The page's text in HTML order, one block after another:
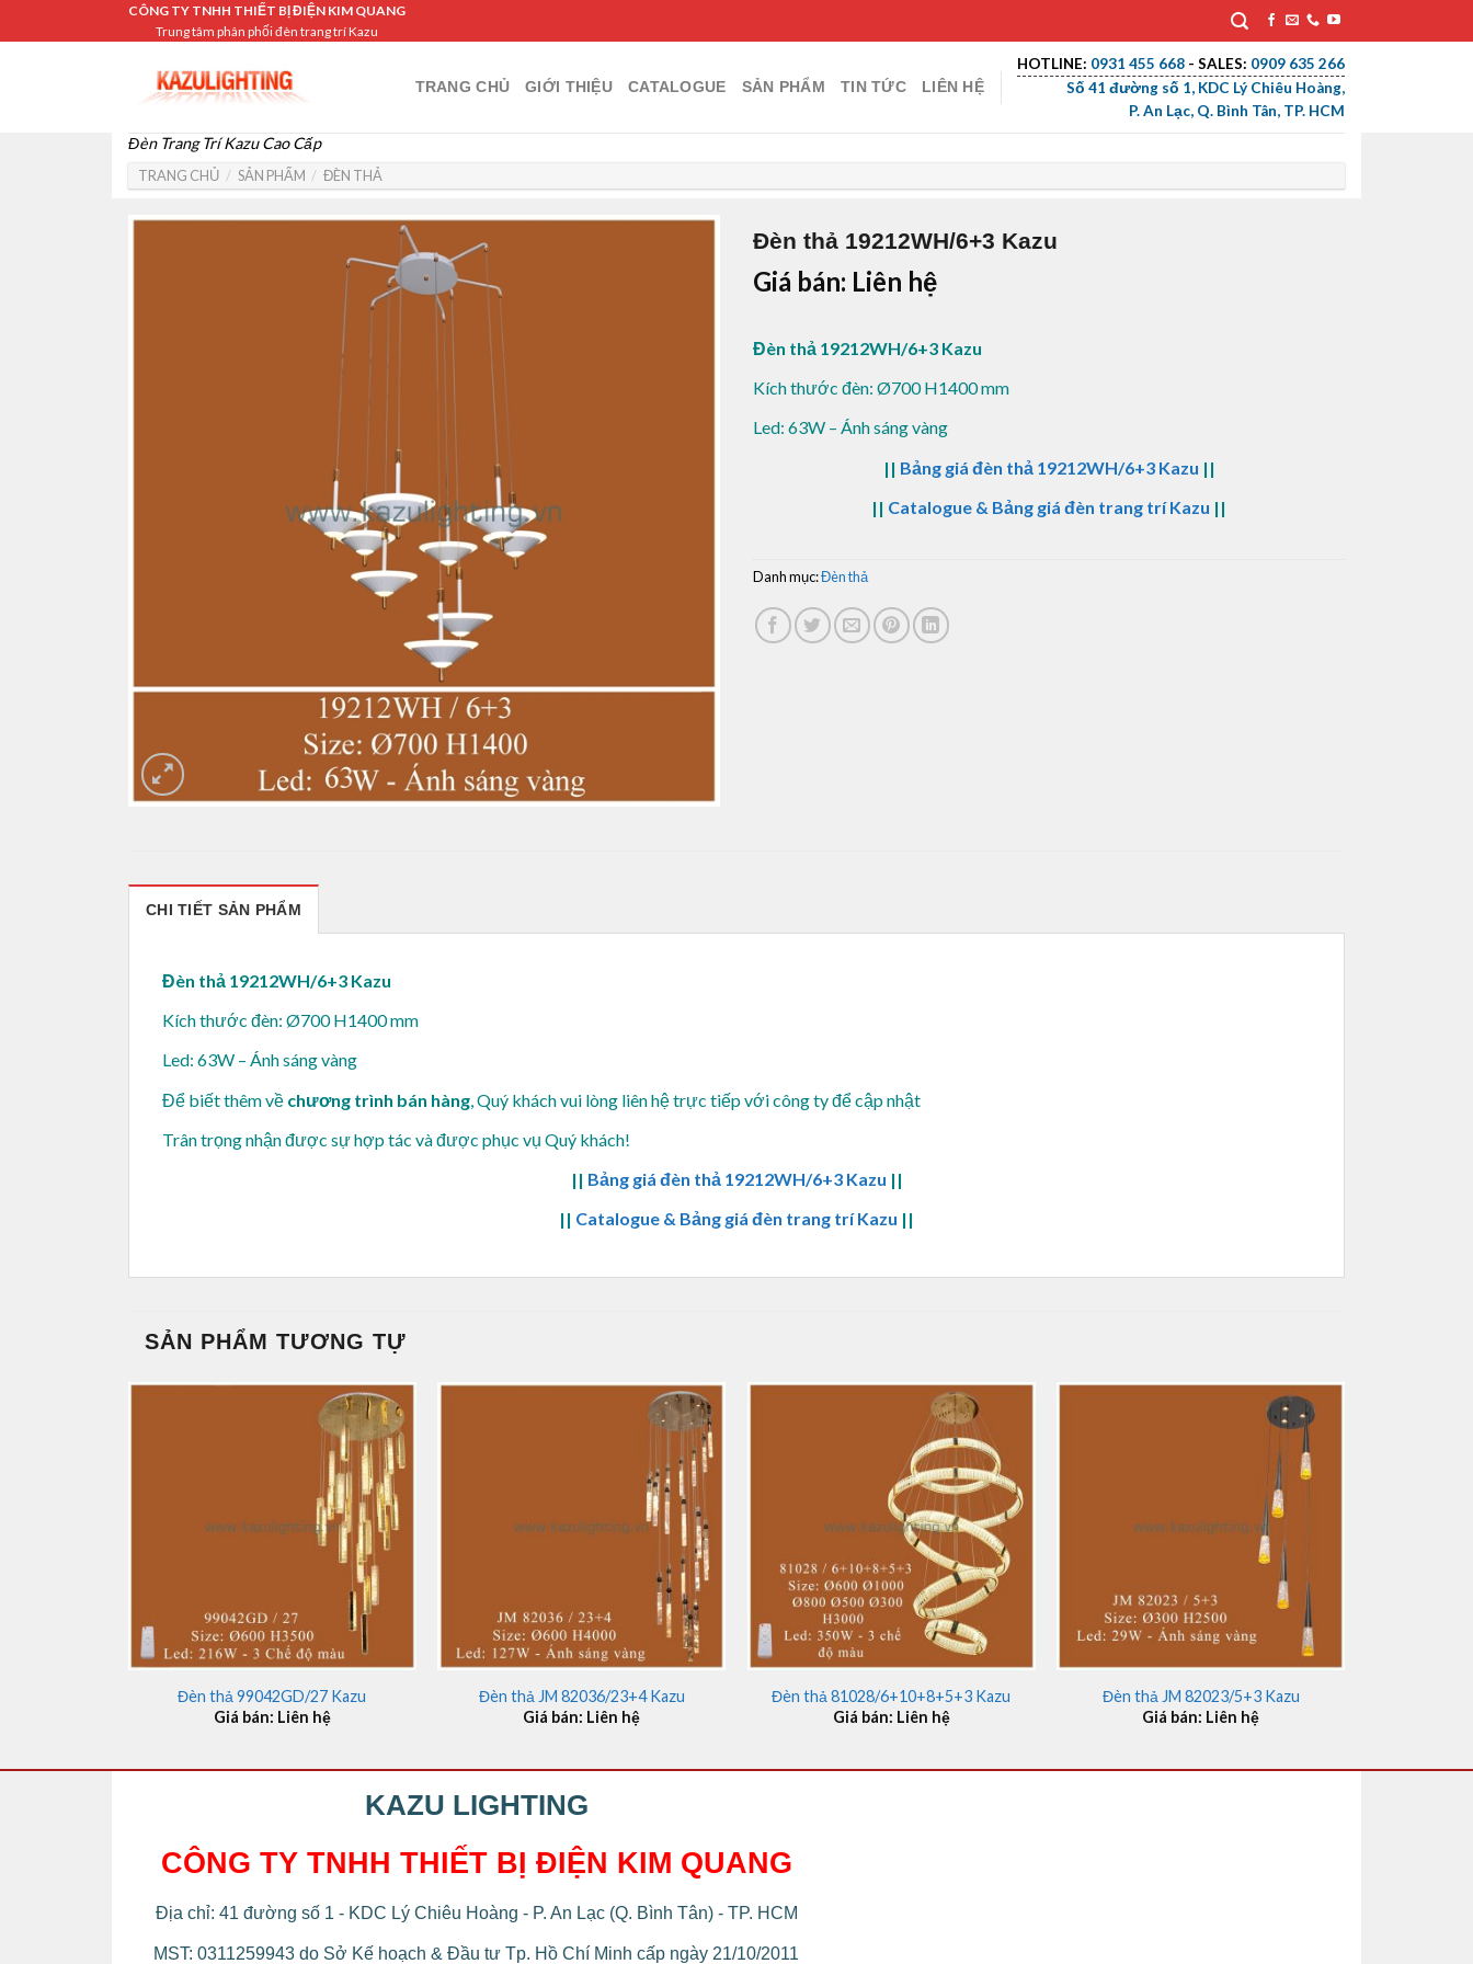
to
CÔNG TY TNHH THIẾT BỊ ĐIỆN KIM QUANG
Trung tâm phân phối đèn trang trí Kazu
Đèn Trang Trí Kazu Cao Cấp
TRANG CHỦ GIỚI THIỆU CATALOGUE SẢN PHẨM TIN TỨC LIÊN HỆ
HOTLINE: 0931 455 668 - SALES: 0909 635 266
Số 41 đường số 1, KDC Lý Chiêu Hoàng,
P. An Lạc, Q. Bình Tân, TP. HCM
TRANG CHỦ / SẢN PHẨM / ĐÈN THẢ
Đèn thả 19212WH/6+3 Kazu
Giá bán: Liên hệ
Đèn thả 19212WH/6+3 Kazu
Kích thước đèn: Ø700 H1400 mm
Led: 63W – Ánh sáng vàng
|| Bảng giá đèn thả 19212WH/6+3 Kazu ||
|| Catalogue & Bảng giá đèn trang trí Kazu ||
Danh mục:Đèn thả
CHI TIẾT SẢN PHẨM
Đèn thả 19212WH/6+3 Kazu
Kích thước đèn: Ø700 H1400 mm
Led: 63W – Ánh sáng vàng
Để biết thêm về chương trình bán hàng , Quý khách vui lòng liên hệ trực tiếp với công ty để cập nhật
Trân trọng nhận được sự hợp tác và được phục vụ Quý khách!
|| Bảng giá đèn thả 19212WH/6+3 Kazu ||
|| Catalogue & Bảng giá đèn trang trí Kazu ||
SẢN PHẨM TƯƠNG TỰ
Đèn thả 99042GD/27 Kazu
Giá bán: Liên hệ
+
Đèn thả JM 82036/23+4 Kazu
Giá bán: Liên hệ
Đèn thả 81028/6+10+8+5+3 Kazu
Giá bán: Liên hệ
Đèn thả JM 82023/5+3 Kazu
Giá bán: Liên hệ
KAZU LIGHTING
CÔNG TY TNHH THIẾT BỊ ĐIỆN KIM QUANG
Địa chỉ: 41 đường số 1 - KDC Lý Chiêu Hoàng - P. An Lạc (Q. Bình Tân) - TP. HCM
MST: 0311259943 do Sở Kế hoạch & Đầu tư Tp. Hồ Chí Minh cấp ngày 21/10/2011